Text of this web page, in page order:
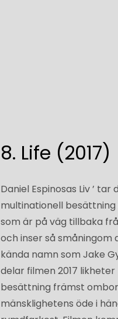
8. Life (2017)
Daniel Espinosas Liv ’
multinationell
som är på väg tillbaka
och inser så
kända namn som Jake
delar filmen 2017
besättning främst
mänsklighetens öde i